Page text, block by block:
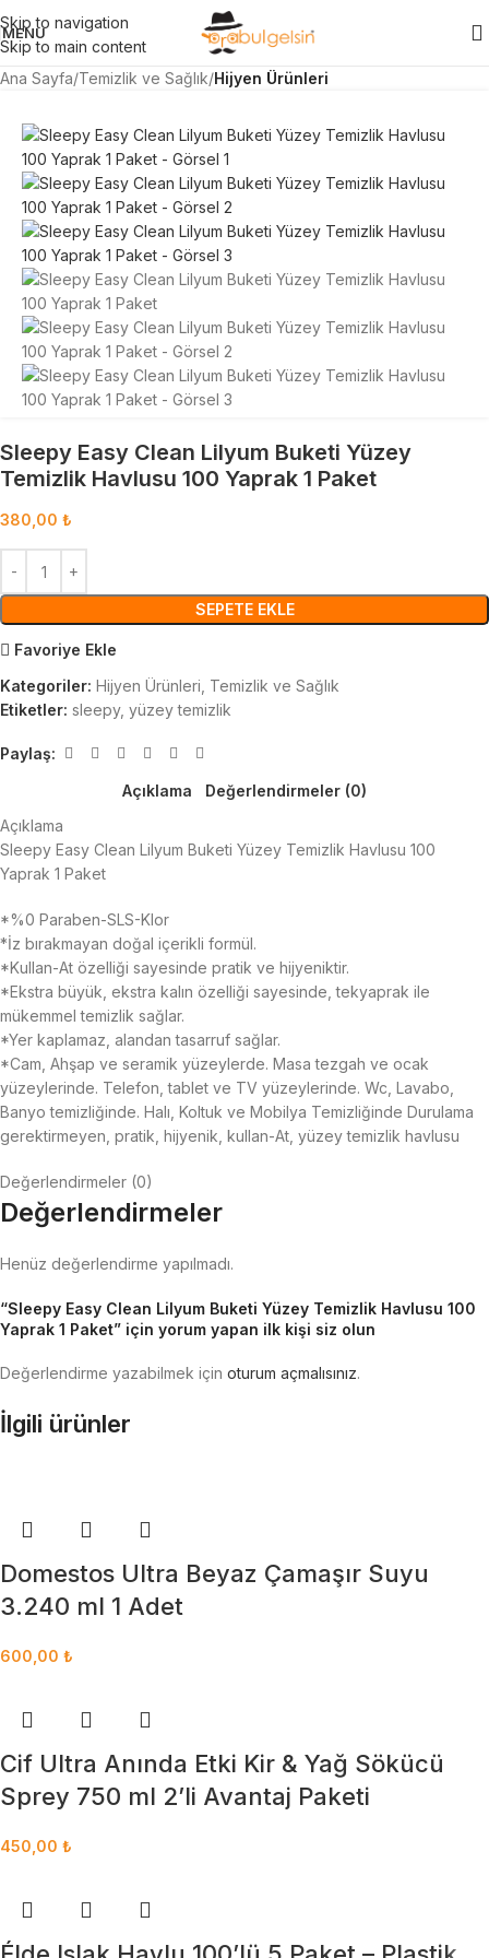
Skip to navigation
Skip to main content
MENU
Ana Sayfa Temizlik ve Sağlık Hijyen Ürünleri
Sleepy Easy Clean Lilyum Buketi Yüzey
Temizlik Havlusu 100 Yaprak 1 Paket
380,00 ₺
SEPETE EKLE
Favoriye Ekle
Kategoriler: Hijyen Ürünleri Temizlik ve Sağlık
Etiketler: sleepy, yüzey temizlik
Paylaş:
Açıklama
Değerlendirmeler (0)
Açıklama
Sleepy Easy Clean Lilyum Buketi Yüzey Temizlik Havlusu 100
Yaprak 1 Paket
*%0 Paraben-SLS-Klor
*İz bırakmayan doğal içerikli formül.
*Kullan-At özelliği sayesinde pratik ve hijyeniktir.
*Ekstra büyük, ekstra kalın özelliği sayesinde, tekyaprak ile
mükemmel temizlik sağlar.
*Yer kaplamaz, alandan tasarruf sağlar.
*Cam, Ahşap ve seramik yüzeylerde. Masa tezgah ve ocak
yüzeylerinde. Telefon, tablet ve TV yüzeylerinde. Wc, Lavabo,
Banyo temizliğinde. Halı, Koltuk ve Mobilya Temizliğinde Durulama
gerektirmeyen, pratik, hijyenik, kullan-At, yüzey temizlik havlusu
Değerlendirmeler (0)
Değerlendirmeler
Henüz değerlendirme yapılmadı.
“Sleepy Easy Clean Lilyum Buketi Yüzey Temizlik Havlusu 100
Yaprak 1 Paket” için yorum yapan ilk kişi siz olun
Değerlendirme yazabilmek için oturum açmalısınız.
İlgili ürünler
Domestos Ultra Beyaz Çamaşır Suyu
3.240 ml 1 Adet
600,00 ₺
Cif Ultra Anında Etki Kir & Yağ Sökücü
Sprey 750 ml 2’li Avantaj Paketi
450,00 ₺